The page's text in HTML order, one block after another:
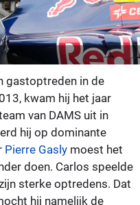
gastoptreden in de
kwam hij het jaar
van DAMS uit in
hij op dominante
Pierre Gasly moest het
doen. Carlos speelde
sterke optredens. Dat
hij namelijk de